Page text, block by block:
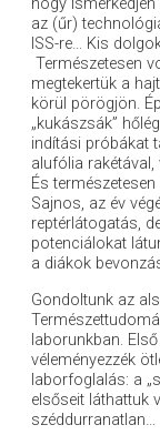
az (űr)
ISS-re… Kis
Természetesen
megtekertük a
körül pörögjön.
„kukászsák”
indítási próbákat
alufólia
És
Sajnos, az év
reptérlátogatás,
potenciálokat
a diákok
Gondoltunk az
laborunkban.
véleményezzék
laborfoglalás: a
elsőseit láthattuk
széddurranatlan…